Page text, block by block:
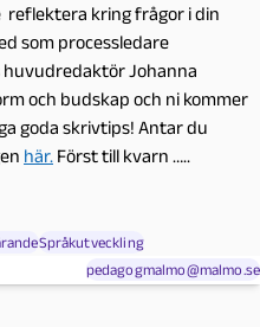
reflektera kring frågor i din
som processledare
huvudredaktör Johanna
och budskap och ni kommer
goda skrivtips! Antar du
här. Först till kvarn …..
Språkutveckling
pedagogmalmo@malmo.se